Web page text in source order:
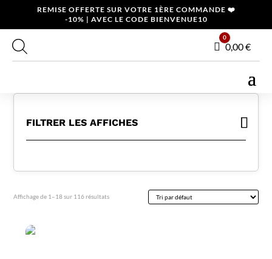
REMISE OFFERTE SUR VOTRE 1ÈRE COMMANDE ❤️
-10% | AVEC LE CODE BIENVENUE10
Panier
0
0,00€
FILTRER LES AFFICHES
Affichage de 1–18 sur 116 résultats